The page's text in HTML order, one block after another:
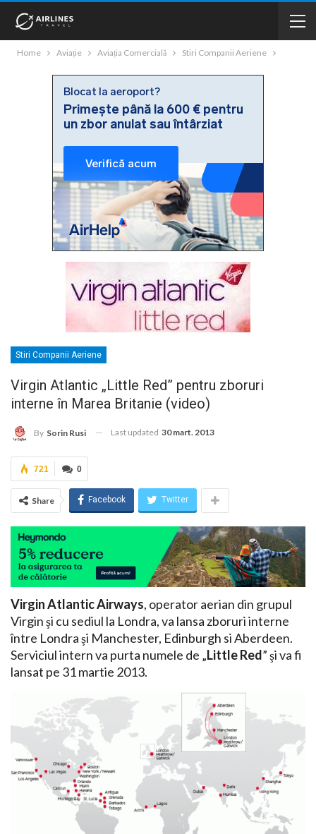
Home Aviație Aviația Comercială Stiri Companii Aeriene
Stiri Companii Aeriene
Virgin Atlantic „Little Red” pentru zboruri
interne în Marea Britanie (video)
By Sorin Rusi Last updated 30 mart. 2013
0
721
Share Facebook Twitter
Virgin Atlantic Airways, operator aerian din grupul
Virgin şi cu sediul la Londra, va lansa zboruri interne
între Londra şi Manchester, Edinburgh si Aberdeen.
Serviciul intern va purta numele de „Little Red” şi va fi
lansat pe 31 martie 2013.